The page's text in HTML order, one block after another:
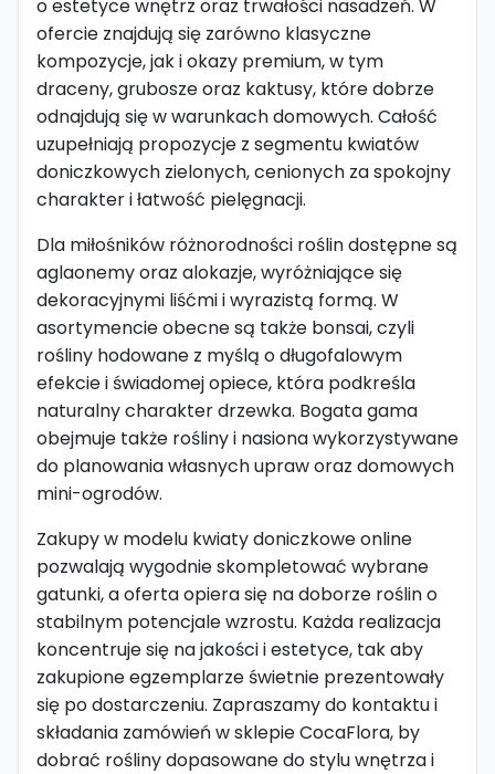
o estetyce wnętrz oraz trwałości nasadzeń. W
ofercie znajdują się zarówno klasyczne
kompozycje, jak i okazy premium, w tym
draceny, grubosze oraz kaktusy, które dobrze
odnajdują się w warunkach domowych. Całość
uzupełniają propozycje z segmentu kwiatów
doniczkowych zielonych, cenionych za spokojny
charakter i łatwość pielęgnacji.
Dla miłośników różnorodności roślin dostępne są
aglaonemy oraz alokazje, wyróżniające się
dekoracyjnymi liśćmi i wyrazistą formą. W
asortymencie obecne są także bonsai, czyli
rośliny hodowane z myślą o długofalowym
efekcie i świadomej opiece, która podkreśla
naturalny charakter drzewka. Bogata gama
obejmuje także rośliny i nasiona wykorzystywane
do planowania własnych upraw oraz domowych
mini-ogrodów.
Zakupy w modelu kwiaty doniczkowe online
pozwalają wygodnie skompletować wybrane
gatunki, a oferta opiera się na doborze roślin o
stabilnym potencjale wzrostu. Każda realizacja
koncentruje się na jakości i estetyce, tak aby
zakupione egzemplarze świetnie prezentowały
się po dostarczeniu. Zapraszamy do kontaktu i
składania zamówień w sklepie CocaFlora, by
dobrać rośliny dopasowane do stylu wnętrza i